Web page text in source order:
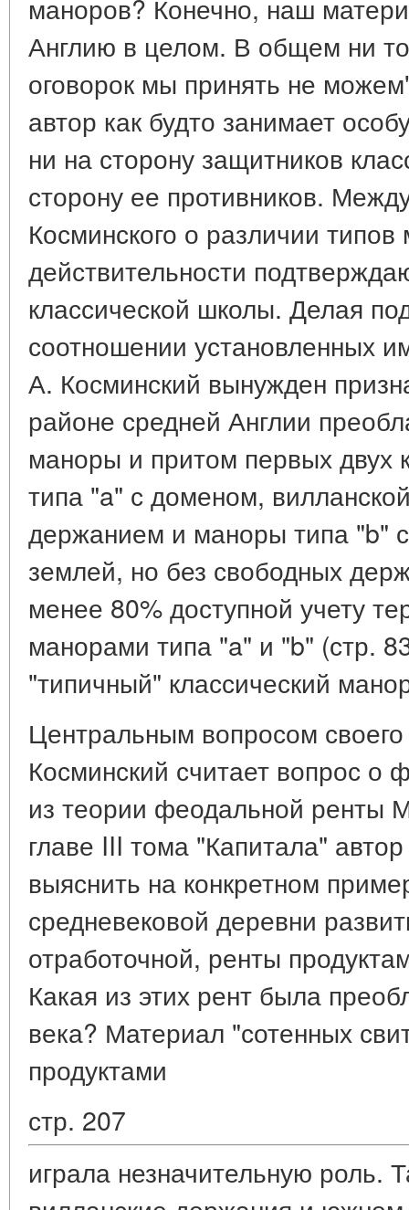
маноров? Конечно, наш
Англию в целом. В общем ни
оговорок мы принять не
автор как будто занимает
ни на сторону защитников
сторону ее противников.
Косминского о различии
действительности
классической школы. Делая
соотношении установленных
А. Косминский вынужден
районе средней Англии
маноры и притом первых двух
типа "a" с доменом,
держанием и маноры типа "b"
землей, но без свободных
менее 80% доступной учету
манорами типа "a" и "b" (стр.
"типичный" классический
Центральным вопросом
Косминский считает вопрос о
из теории феодальной ренты
главе III тома "Капитала"
выяснить на конкретном
средневековой деревни
отработочной, ренты
Какая из этих рент была
века? Материал "сотенных
продуктами
стр. 207
играла незначительную роль.